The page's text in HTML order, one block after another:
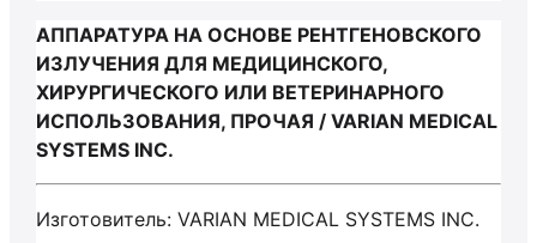
АППАРАТУРА НА ОСНОВЕ РЕНТГЕНОВСКОГО
ИЗЛУЧЕНИЯ ДЛЯ МЕДИЦИНСКОГО,
ХИРУРГИЧЕСКОГО ИЛИ ВЕТЕРИНАРНОГО
ИСПОЛЬЗОВАНИЯ, ПРОЧАЯ / VARIAN MEDICAL
SYSTEMS INC.
Изготовитель: VARIAN MEDICAL SYSTEMS INC.